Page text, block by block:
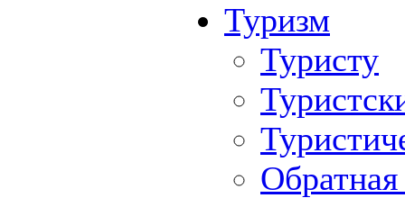
Туризм
Туристу
Обратная